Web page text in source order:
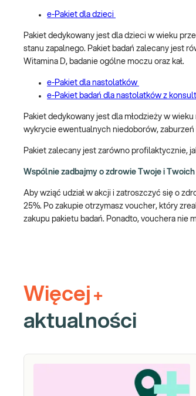
e-Pakiet dla dzieci
Pakiet dedykowany jest dla dzieci w wieku
stanu zapalnego. Pakiet badań zalecany jest
Witamina D, badanie ogólne moczu oraz kał.
e-Pakiet dla nastolatków
e-Pakiet badań dla nastolatków z
Pakiet dedykowany jest dla młodzieży w
wykrycie ewentualnych niedoborów,
Pakiet zalecany jest zarówno profilaktycznie,
Wspólnie zadbajmy o zdrowie Twoje i
Aby wziąć udział w akcji i zatroszczyć się o
25%. Po zakupie otrzymasz voucher, który
zakupu pakietu badań. Ponadto, vouchera nie
Więcej +
aktualności